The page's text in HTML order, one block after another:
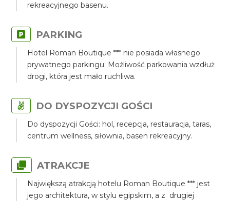
rekreacyjnego basenu.
PARKING
Hotel Roman Boutique *** nie posiada własnego
prywatnego parkingu. Możliwość parkowania wzdłuż
drogi, która jest mało ruchliwa.
DO DYSPOZYCJI GOŚCI
Do dyspozycji Gości: hol, recepcja, restauracja, taras,
centrum wellness, siłownia, basen rekreacyjny.
ATRAKCJE
Największą atrakcją hotelu Roman Boutique *** jest
jego architektura, w stylu egipskim, a z drugiej